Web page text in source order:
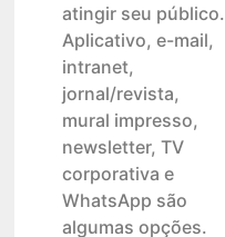
atingir seu público.
Aplicativo, e-mail,
intranet,
jornal/revista,
mural impresso,
newsletter, TV
corporativa e
WhatsApp são
algumas opções.